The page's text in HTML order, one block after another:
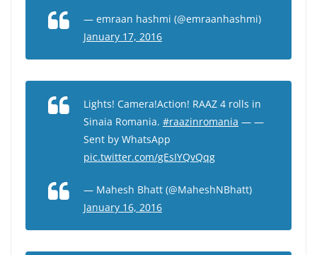
— emraan hashmi (@emraanhashmi)
January 17, 2016
Lights! Camera!Action! RAAZ 4 rolls in
Sinaia Romania. #raazinromania — —
Sent by WhatsApp
pic.twitter.com/gEsIYQvQqg
— Mahesh Bhatt (@MaheshNBhatt)
January 16, 2016